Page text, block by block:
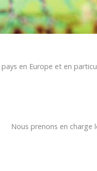
en Europe et en
Nous prenons en charge